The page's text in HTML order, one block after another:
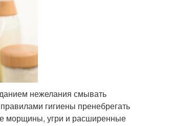
нежелания смывать
гигиены пренебрегать
морщины, угри и расширенные